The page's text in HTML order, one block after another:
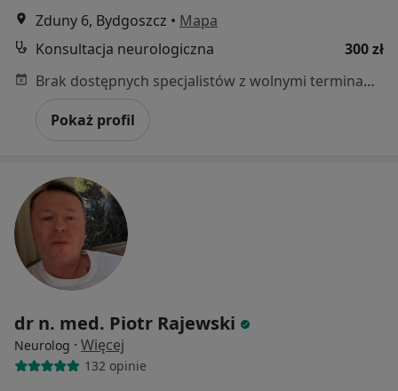
Zduny 6, Bydgoszcz • Mapa
Konsultacja neurologiczna
300 zł
Brak dostępnych specjalistów z wolnymi terminami w tym centrum medycznym.
Pokaż profil
dr n. med. Piotr Rajewski
Neurolog · Więcej
132 opinie